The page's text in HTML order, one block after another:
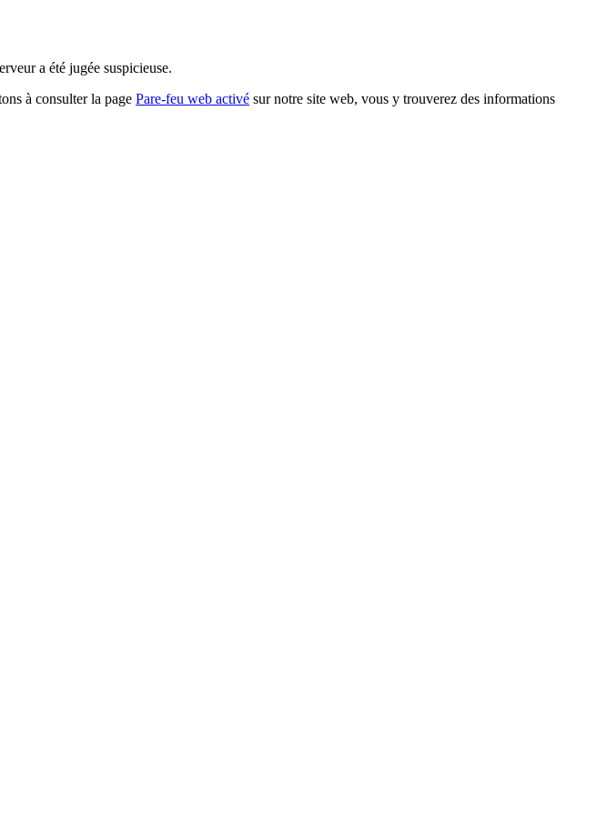
a été jugée suspicieuse.
à consulter la page Pare-feu web activé sur notre site web, vous y trouverez des informations